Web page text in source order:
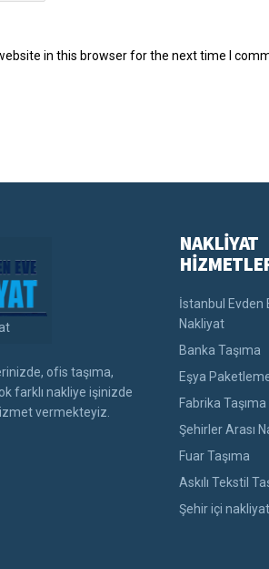
in this browser for the next time I
ofis taşıma,
farklı nakliye işinizde
vermekteyiz.
NAKLİYAT
İstanbul Evden
Nakliyat
Banka Taşıma
Eşya
Fabrika Taşıma
Şehirler Arası
Fuar Taşıma
Askılı Tekstil
Şehir içi nakliyat